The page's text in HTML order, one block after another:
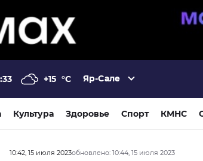
+15 °C Яр-Сале
Культура Здоровье Спорт КМНС
10:42, 15 июля 2023обновлено: 10:44, 15 июля 2023